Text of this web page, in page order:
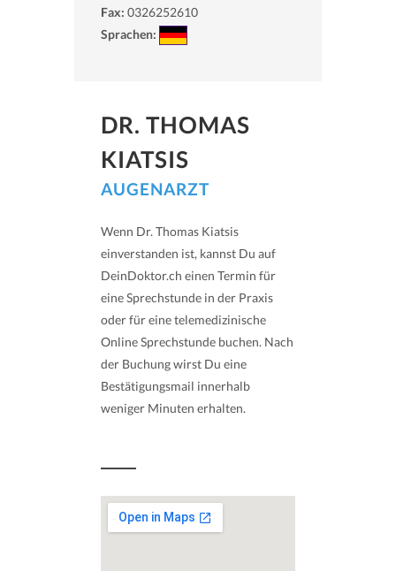
Fax: 0326252610
Sprachen:
DR. THOMAS
KIATSIS
AUGENARZT
Wenn Dr. Thomas Kiatsis
einverstanden ist, kannst Du auf
DeinDoktor.ch einen Termin für
eine Sprechstunde in der Praxis
oder für eine telemedizinische
Online Sprechstunde buchen. Nach
der Buchung wirst Du eine
Bestätigungsmail innerhalb
weniger Minuten erhalten.